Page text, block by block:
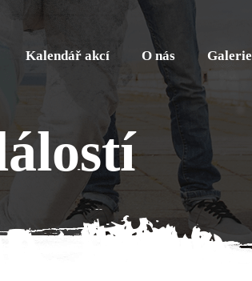
Kalendář akcí O nás Galerie